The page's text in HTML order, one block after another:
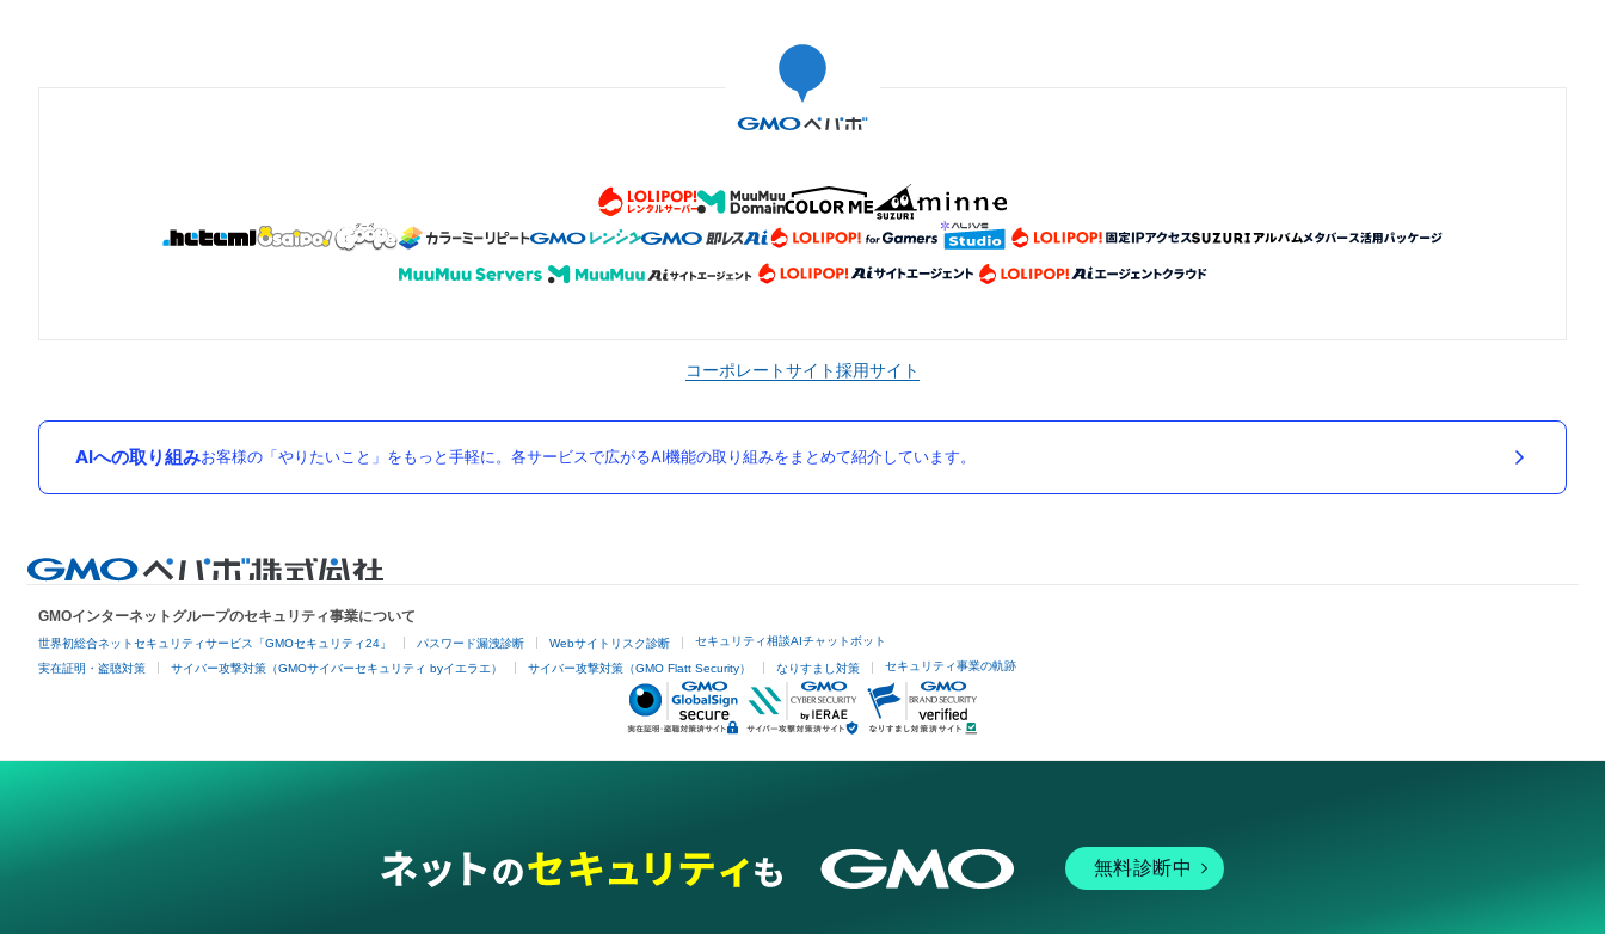
コーポレートサイト採用サイト
AIへの取り組みお客様の「やりたいこと」をもっと手軽に。各サービスで広がるAI機能の取り組みをまとめて紹介しています。
GMOインターネットグループのセキュリティ事業について
世界初総合ネットセキュリティサービス「GMOセキュリティ24」 パスワード漏洩診断 Webサイトリスク診断 セキュリティ相談AIチャットボット
実在証明・盗聴対策 サイバー攻撃対策（GMOサイバーセキュリティ byイエラエ） サイバー攻撃対策（GMO Flatt Security） なりすまし対策 セキュリティ事業の軌跡
無料診断中